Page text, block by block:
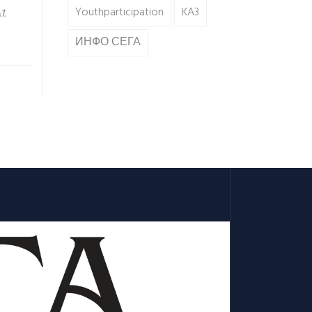
.
Youthparticipation
KA3
ИНФО СЕГА